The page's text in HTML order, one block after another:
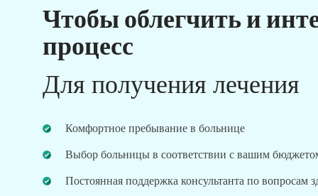
Чтобы облегчить и
процесс
Для получения лечения
Комфортное пребывание в больнице
Выбор больницы в соответствии с вашим
Постоянная поддержка консультанта по вопросам
Наши преимущества
Лечение после
последующий уход
Получите круглосуточную медицинскую
Регулярные обновления о ваших потребностях в